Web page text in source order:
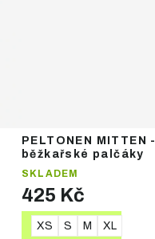
PELTONEN MITTEN -
běžkařské palčáky
SKLADEM
425 Kč
DETAIL
XS S M XL